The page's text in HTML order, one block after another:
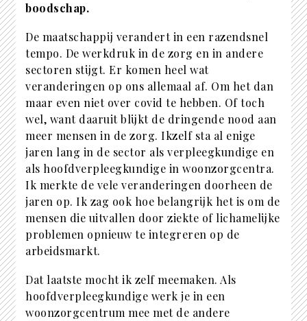
boodschap.
De maatschappij verandert in een razendsnel
tempo. De werkdruk in de zorg en in andere
sectoren stijgt. Er komen heel wat
veranderingen op ons allemaal af. Om het dan
maar even niet over covid te hebben. Of toch
wel, want daaruit blijkt de dringende nood aan
meer mensen in de zorg. Ikzelf sta al enige
jaren lang in de sector als verpleegkundige en
als hoofdverpleegkundige in woonzorgcentra.
Ik merkte de vele veranderingen doorheen de
jaren op. Ik zag ook hoe belangrijk het is om de
mensen die uitvallen door ziekte of lichamelijke
problemen opnieuw te integreren op de
arbeidsmarkt.
Dat laatste mocht ik zelf meemaken. Als
hoofdverpleegkundige werk je in een
woonzorgcentrum mee met de andere